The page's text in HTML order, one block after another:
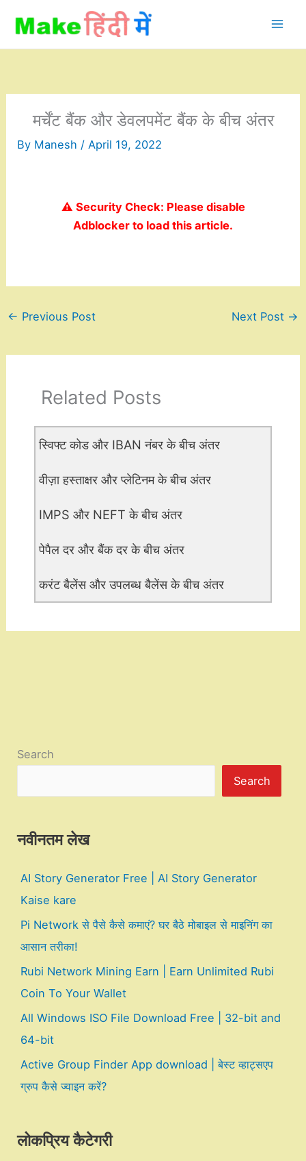
content
मर्चेंट बैंक और डेवलपमेंट बैंक के बीच अंतर
By Manesh /April 19, 2022
⚠️ Security Check: Please disable
Adblocker to load this article.
← Previous Post Next Post →
Related Posts
स्विफ्ट कोड और IBAN नंबर के बीच अंतर
वीज़ा हस्ताक्षर और प्लेटिनम के बीच अंतर
IMPS और NEFT के बीच अंतर
पेपैल दर और बैंक दर के बीच अंतर
करंट बैलेंस और उपलब्ध बैलेंस के बीच अंतर
Search
Search
नवीनतम लेख
AI Story Generator Free | AI Story Generator
Kaise kare
Pi Network से पैसे कैसे कमाएं? घर बैठे मोबाइल से माइनिंग का
आसान तरीका!
Rubi Network Mining Earn | Earn Unlimited Rubi
Coin To Your Wallet
All Windows ISO File Download Free | 32-bit and
64-bit
Active Group Finder App download | बेस्ट व्हाट्सएप
ग्रुप कैसे ज्वाइन करें?
लोकप्रिय कैटेगरी